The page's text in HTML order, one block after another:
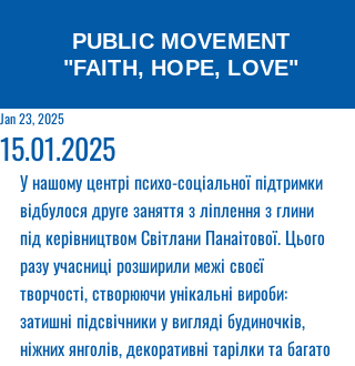
PUBLIC MOVEMENT
"FAITH, HOPE, LOVE"
15.01.2025
Jan 23, 2025
У нашому центрі психо-соціальної підтримки
відбулося друге заняття з ліплення з глини
під керівництвом Світлани Панаітової. Цього
разу учасниці розширили межі своєї
творчості, створюючи унікальні вироби:
затишні підсвічники у вигляді будиночків,
ніжних янголів, декоративні тарілки та багато